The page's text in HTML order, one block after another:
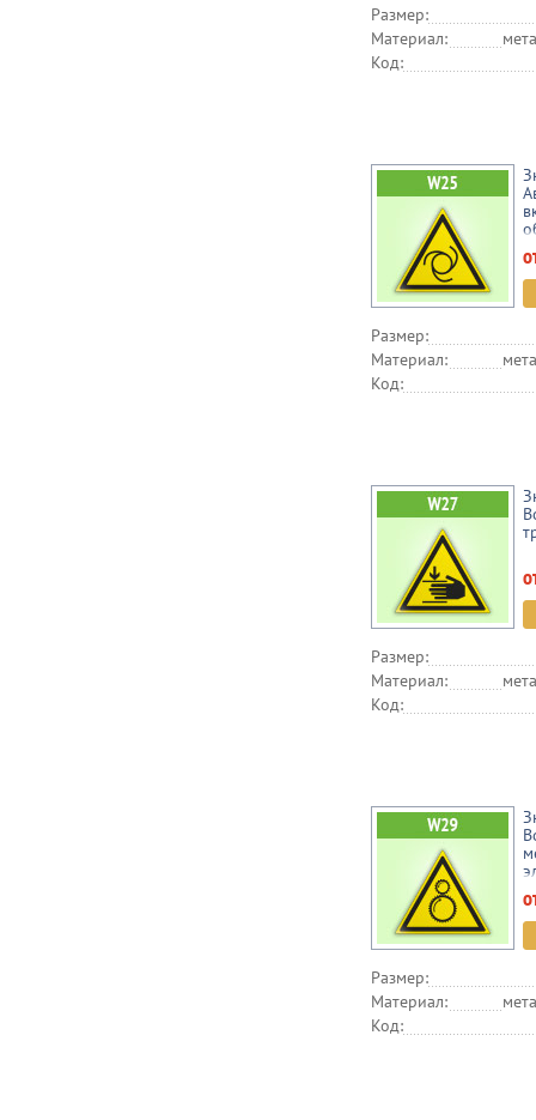
Размер:
Материал:
Код:
Размер:
Материал:
Код:
Размер:
Материал:
Код:
Размер:
Материал:
Код: